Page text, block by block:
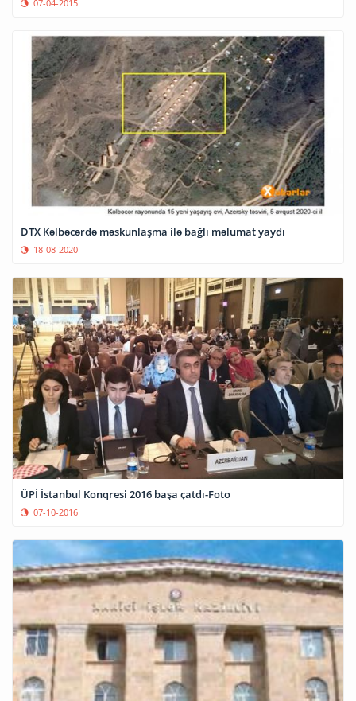
07-04-2015
DTX Kəlbəcərdə məskunlaşma ilə bağlı məlumat yaydı
18-08-2020
ÜPİ İstanbul Konqresi 2016 başa çatdı-Foto
07-10-2016